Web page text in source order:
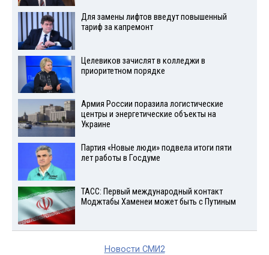
Для замены лифтов введут повышенный
тариф за капремонт
Целевиков зачислят в колледжи в
приоритетном порядке
Армия России поразила логистические
центры и энергетические объекты на
Украине
Партия «Новые люди» подвела итоги пяти
лет работы в Госдуме
ТАСС: Первый международный контакт
Моджтабы Хаменеи может быть с Путиным
Новости СМИ2